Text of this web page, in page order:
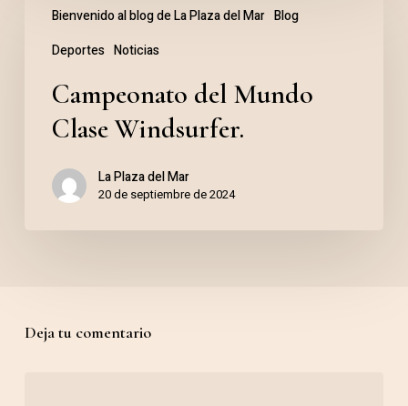
flyski.Bienvenido al blog de La Plaza del Mar Blog
Deportes Noticias
Mundo
Clase
Windsurfer.
Campeonato del Mundo
Clase Windsurfer.
La Plaza del Mar
20 de septiembre de 2024
Deja tu comentario